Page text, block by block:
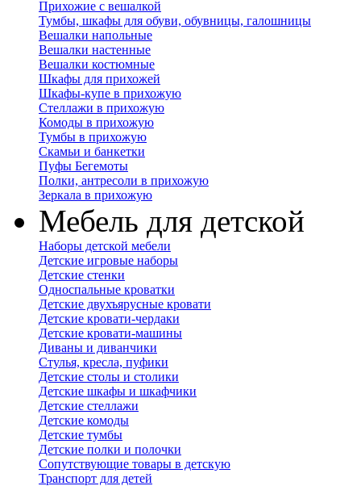
Прихожие с вешалкой
Тумбы, шкафы для обуви, обувницы, галошницы
Вешалки напольные
Вешалки настенные
Вешалки костюмные
Шкафы для прихожей
Шкафы-купе в прихожую
Стеллажи в прихожую
Комоды в прихожую
Тумбы в прихожую
Скамьи и банкетки
Пуфы Бегемоты
Полки, антресоли в прихожую
Зеркала в прихожую
Мебель для детской
Наборы детской мебели
Детские игровые наборы
Детские стенки
Односпальные кроватки
Детские двухъярусные кровати
Детские кровати-чердаки
Детские кровати-машины
Диваны и диванчики
Стулья, кресла, пуфики
Детские столы и столики
Детские шкафы и шкафчики
Детские стеллажи
Детские комоды
Детские тумбы
Детские полки и полочки
Сопутствующие товары в детскую
Транспорт для детей